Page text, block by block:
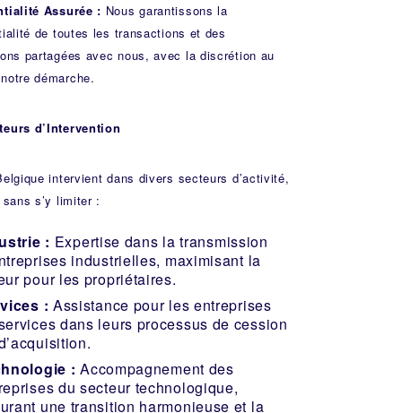
Assurée : Nous garantissons la
de toutes les transactions et des
partagées avec nous, avec la discrétion au
démarche.
d’Intervention
intervient dans divers secteurs d’activité,
s’y limiter :
: Expertise dans la transmission
industrielles, maximisant la
pour les propriétaires.
: Assistance pour les entreprises
dans leurs processus de cession
: Accompagnement des
du secteur technologique,
une transition harmonieuse et la